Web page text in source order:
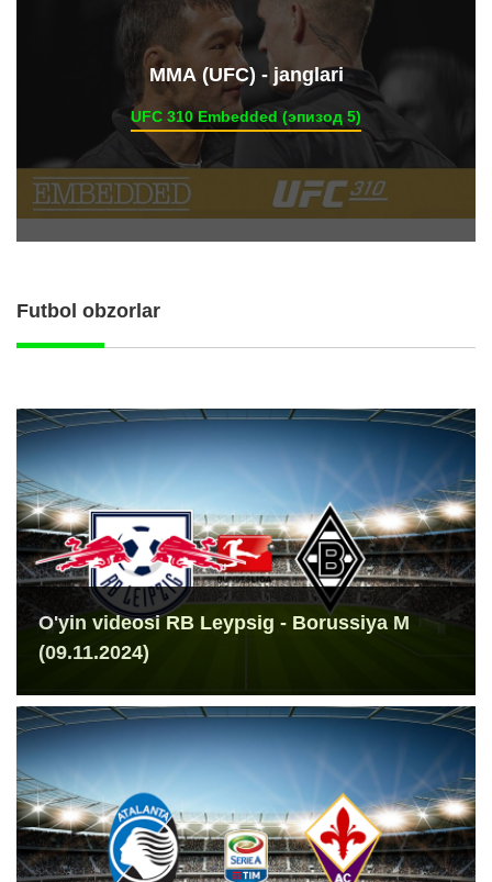
ММА (UFC) - janglari
UFC 310 Embedded (эпизод 5)
Futbol obzorlar
O'yin videosi RB Leypsig - Borussiya M
(09.11.2024)